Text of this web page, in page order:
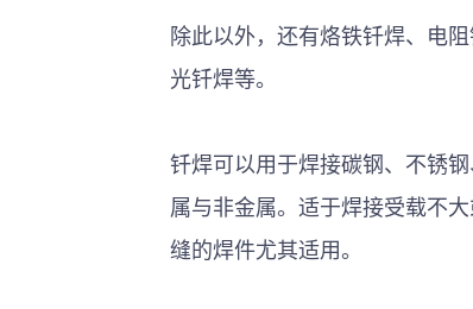
除此以外，还有烙铁钎焊、电
光钎焊等。
钎焊可以用于焊接碳钢、不锈
属与非金属。适于焊接受载不
缝的焊件尤其适用。